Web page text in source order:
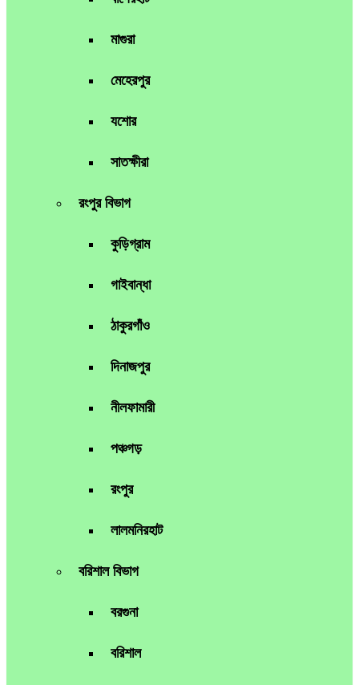
মাগুরা
মেহেরপুর
যশোর
সাতক্ষীরা
রংপুর বিভাগ
কুড়িগ্রাম
গাইবান্ধা
ঠাকুরগাঁও
দিনাজপুর
নীলফামারী
পঞ্চগড়
রংপুর
লালমনিরহাট
বরিশাল বিভাগ
বরগুনা
বরিশাল